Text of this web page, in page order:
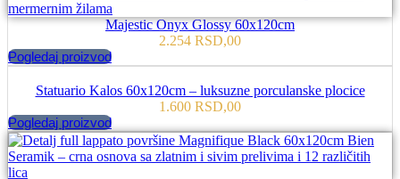
Majestic Onyx Glossy 60x120cm
2.254 RSD,00
Pogledaj proizvod
Statuario Kalos 60x120cm – luksuzne porculanske plocice
1.600 RSD,00
Pogledaj proizvod